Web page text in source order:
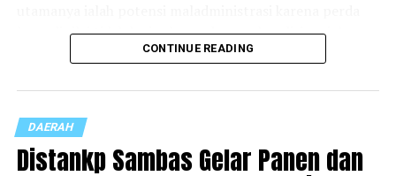
lama dinilai tidak lagi relevan dengan kondisi sosial
masyarakat. Selain itu, ketiadaan aturan teknis
berjalan kurang optimal.
CONTINUE READING
DAERAH
Distankp Sambas Gelar Panen dan